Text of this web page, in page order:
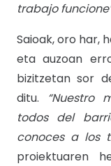
trabajo
Saioak, oro har,
eta auzoan
bizitzetan sor
ditu. “Nuestro
todos del
conoces a los
proiektuaren